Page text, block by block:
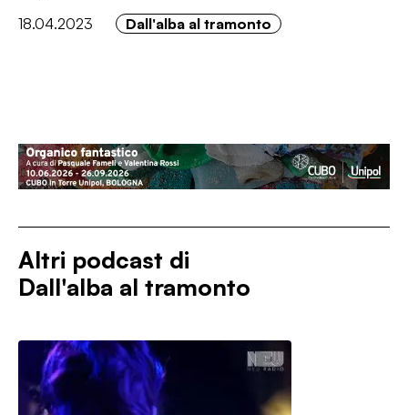
18.04.2023 Dall'alba al tramonto
Altri podcast di
Dall'alba al tramonto